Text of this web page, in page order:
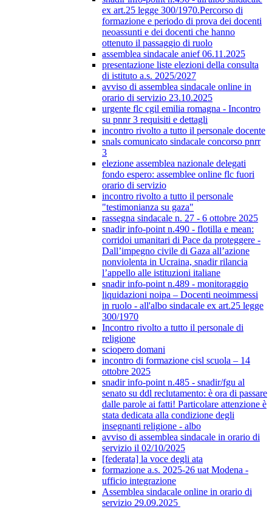
ex art.25 legge 300/1970.Percorso di
formazione e periodo di prova dei docenti
neoassunti e dei docenti che hanno
ottenuto il passaggio di ruolo
assemblea sindacale anief 06.11.2025
presentazione liste elezioni della consulta
di istituto a.s. 2025/2027
avviso di assemblea sindacale online in
orario di servizio 23.10.2025
urgente flc cgil emilia romagna - Incontro
su pnnr 3 requisiti e dettagli
incontro rivolto a tutto il personale docente
snals comunicato sindacale concorso pnrr
3
elezione assemblea nazionale delegati
fondo espero: assemblee online flc fuori
orario di servizio
incontro rivolto a tutto il personale
"testimonianza su gaza"
rassegna sindacale n. 27 - 6 ottobre 2025
snadir info-point n.490 - flotilla e mean:
corridoi umanitari di Pace da proteggere -
Dall’impegno civile di Gaza all’azione
nonviolenta in Ucraina, snadir rilancia
l’appello alle istituzioni italiane
snadir info-point n.489 - monitoraggio
liquidazioni noipa – Docenti neoimmessi
in ruolo - all'albo sindacale ex art.25 legge
300/1970
Incontro rivolto a tutto il personale di
religione
sciopero domani
incontro di formazione cisl scuola – 14
ottobre 2025
snadir info-point n.485 - snadir/fgu al
senato su ddl reclutamento: è ora di passare
dalle parole ai fatti! Particolare attenzione è
stata dedicata alla condizione degli
insegnanti religione - albo
avviso di assemblea sindacale in orario di
servizio il 02/10/2025
[federata] la voce degli ata
formazione a.s. 2025-26 uat Modena -
ufficio integrazione
Assemblea sindacale online in orario di
servizio 29.09.2025